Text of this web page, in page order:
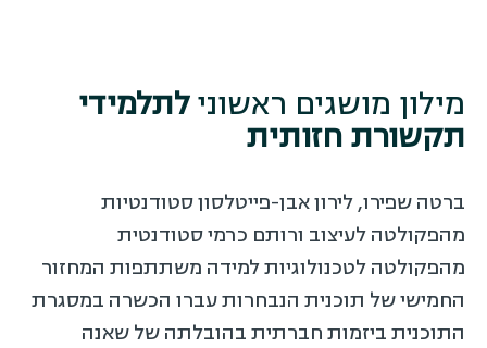
מילון מושגים ראשונילתלמידי
תקשורת חזותית
ברטה שפירו, לירון אבן-פייטלסון סטודנטיות
מהפקולטה לעיצוב ורותם כרמי סטודנטית
מהפקולטה לטכנולוגיות למידה משתתפות המחזור
החמישי של תוכנית הנבחרות עברו הכשרה במסגרת
התוכנית ביזמות חברתית בהובלתה של שאנה